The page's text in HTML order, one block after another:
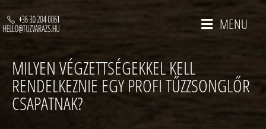
MENU
MILYEN VÉGZETTSÉGEKKEL KELL
RENDELKEZNIE EGY PROFI TŰZZSONGLŐR
CSAPATNAK?